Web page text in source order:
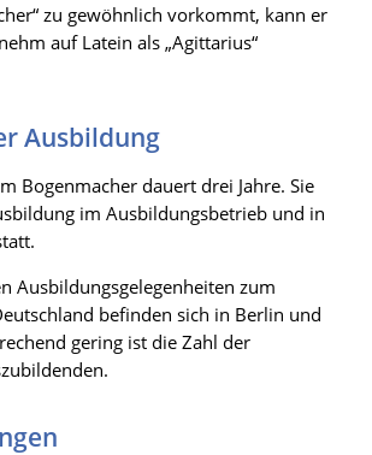
zu gewöhnlich vorkommt, kann er
auf Latein als „Agittarius“
Ausbildung
Bogenmacher dauert drei Jahre. Sie
im Ausbildungsbetrieb und in
Ausbildungsgelegenheiten zum
befinden sich in Berlin und
gering ist die Zahl der